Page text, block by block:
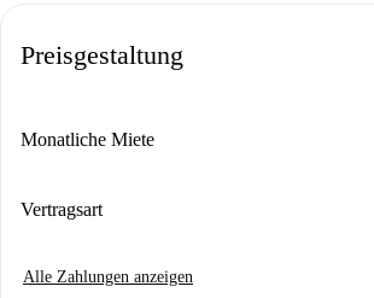
Preisgestaltung
Monatliche Miete
Vertragsart
Alle Zahlungen anzeigen